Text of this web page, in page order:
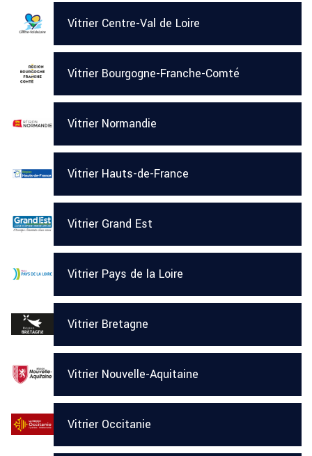
Vitrier Centre-Val de Loire
Vitrier Bourgogne-Franche-Comté
Vitrier Normandie
Vitrier Hauts-de-France
Vitrier Grand Est
Vitrier Pays de la Loire
Vitrier Bretagne
Vitrier Nouvelle-Aquitaine
Vitrier Occitanie